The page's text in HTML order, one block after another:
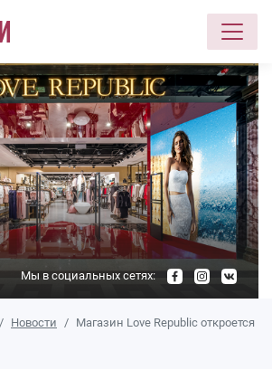
содержанию
Мы в социальных сетях:
Новости
Магазин Love Republic откроется